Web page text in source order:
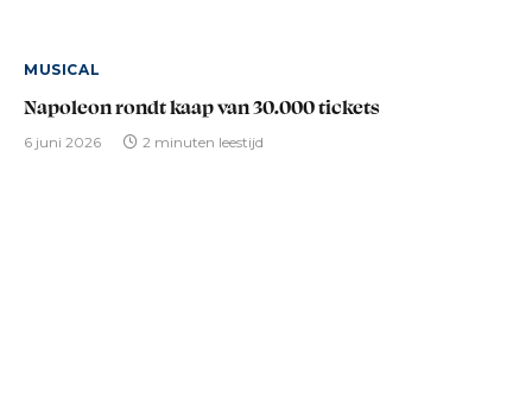
MUSICAL
Napoleon rondt kaap van 30.000 tickets
6 juni 2026 2 minuten leestijd